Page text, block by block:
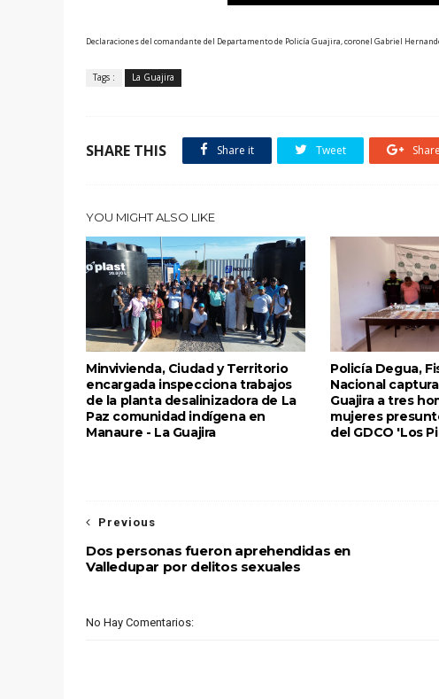
Declaraciones del comandante del Departamento de Policía Guajira, coronel Gabriel
Tags : La Guajira
SHARE THIS Share it Tweet
YOU MIGHT ALSO LIKE
Minvivienda, Ciudad y Territorio
encargada inspecciona trabajos
de la planta desalinizadora de La
Paz comunidad indígena en
Manaure - La Guajira
Policía Degua,
Nacional
Guajira a tres
mujeres
del GDCO 'Los
Previous
Dos personas fueron aprehendidas en
Valledupar por delitos sexuales
No Hay Comentarios: